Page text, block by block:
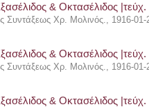
& Οκτασέλιδος
Συντάξεως Χρ. Μολινός., 1916-01-
& Οκτασέλιδος
Συντάξεως Χρ. Μολινός., 1916-01-
& Οκτασέλιδος